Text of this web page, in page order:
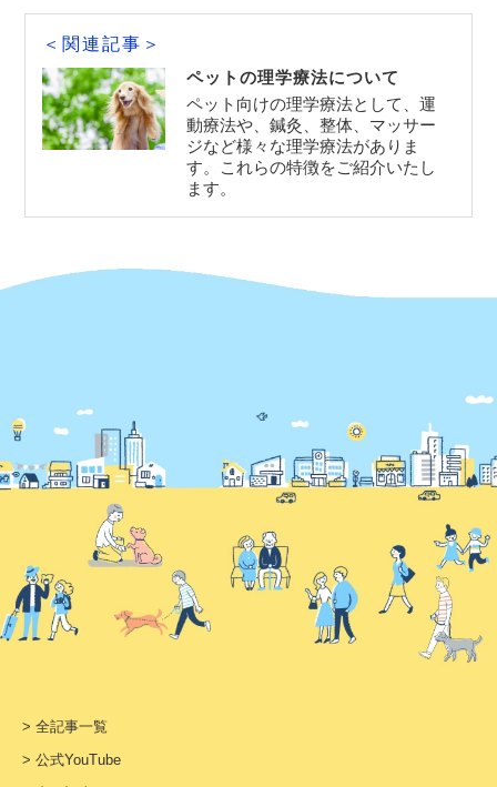
＜関連記事＞
ペットの理学療法について
ペット向けの理学療法として、運
動療法や、鍼灸、整体、マッサー
ジなど様々な理学療法がありま
す。これらの特徴をご紹介いたし
ます。
> 全記事一覧
> 公式YouTube